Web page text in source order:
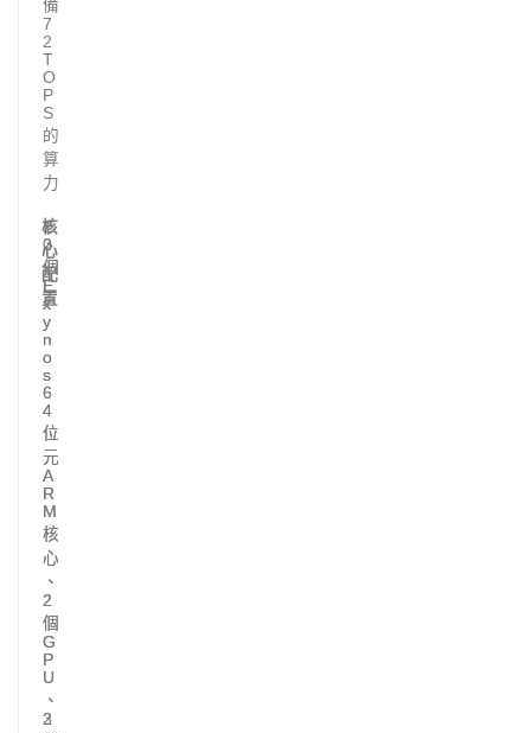
備
7
2
T
O
P
S
的
算
力
核
心
配
置
1
2
個
E
x
y
n
o
s
6
4
位
元
A
R
M
核
心
、
2
個
G
P
U
、
2
2
0
個
E
x
y
n
o
s
6
4
位
元
A
R
M
核
心
、
2
個
G
P
U
、
3